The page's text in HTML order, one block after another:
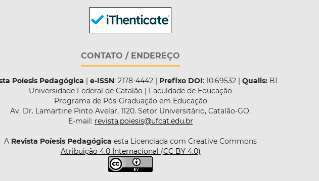
CONTATO / ENDEREÇO
Poíesis Pedagógica e-ISSN: 2178-4442 | Prefixo DOI: 10.69532 | Qualis: B1
Universidade Federal de Catalão | Faculdade de Educação
Programa de Pós-Graduação em Educação
Av. Dr. Lamartine Pinto Avelar, 1120. Setor Universitário, Catalão-GO.
E-mail: revista.poiesis@ufcat.edu.br
A Revista Poíesis Pedagógica esta Licenciada com Creative Commons
Atribuição 4.0 Internacional (CC BY 4.0)